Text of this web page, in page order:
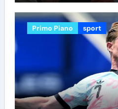
Primo Piano sport